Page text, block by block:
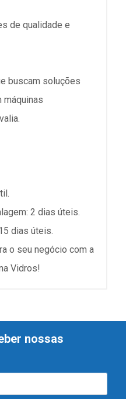
de qualidade e
buscam soluções
2 dias úteis.
dias úteis.
o seu negócio com a
Vidros!
nossas